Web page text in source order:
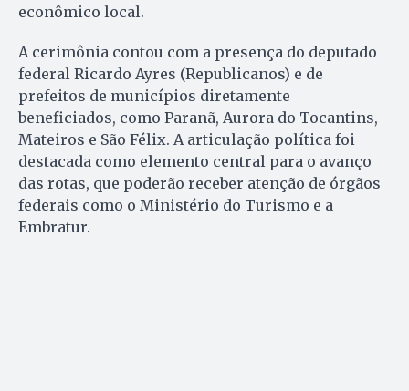
econômico local.
A cerimônia contou com a presença do deputado
federal Ricardo Ayres (Republicanos) e de
prefeitos de municípios diretamente
beneficiados, como Paranã, Aurora do Tocantins,
Mateiros e São Félix. A articulação política foi
destacada como elemento central para o avanço
das rotas, que poderão receber atenção de órgãos
federais como o Ministério do Turismo e a
Embratur.